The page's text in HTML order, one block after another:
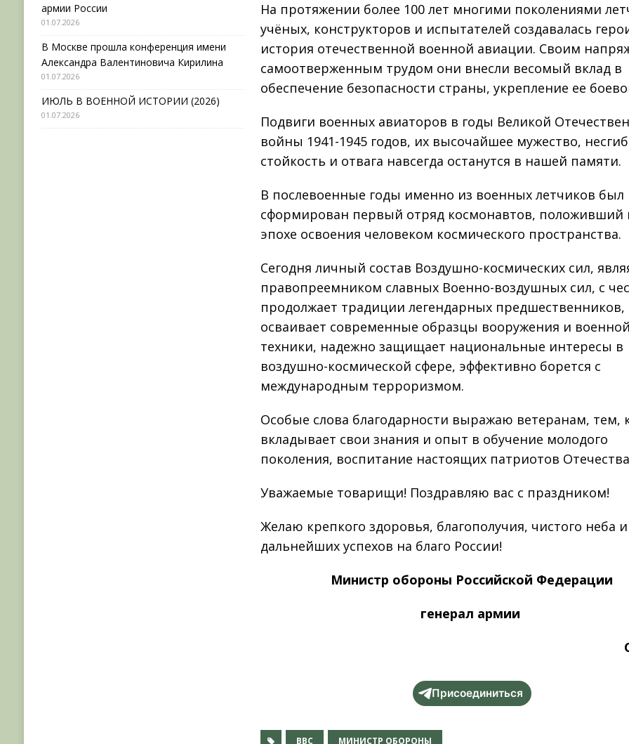
На протяжении более 100 лет многими поколениями
учёных, конструкторов и испытателей создавалась
история отечественной военной авиации. Своим
самоотверженным трудом они внесли весомый вклад в
обеспечение безопасности страны, укрепление ее
Подвиги военных авиаторов в годы Великой
войны 1941-1945 годов, их высочайшее мужество,
стойкость и отвага навсегда останутся в нашей памяти.
В послевоенные годы именно из военных летчиков был
сформирован первый отряд космонавтов, положивший
эпохе освоения человеком космического пространства.
Сегодня личный состав Воздушно-космических сил,
правопреемником славных Военно-воздушных сил, с
продолжает традиции легендарных предшественников,
осваивает современные образцы вооружения и военной
техники, надежно защи­щает национальные интересы в
воздушно-космической сфере, эффективно борется с
международным терроризмом.
Особые слова благодарности выражаю ветеранам, тем,
вкладывает свои знания и опыт в обучение молодого
поколения, воспитание настоящих патриотов
Уважаемые товарищи! Поздравляю вас с праздником!
Желаю крепкого здоровья, благополучия, чистого неба и
дальнейших успехов на благо России!
Министр обороны Российской Федерации
генерал армии
Присоединиться
ВВС МИНИСТР ОБОРОНЫ
армии России
01.07.2026
В Москве прошла конференция имени
Александра Валентиновича Кирилина
01.07.2026
ИЮЛЬ В ВОЕННОЙ ИСТОРИИ (2026)
01.07.2026